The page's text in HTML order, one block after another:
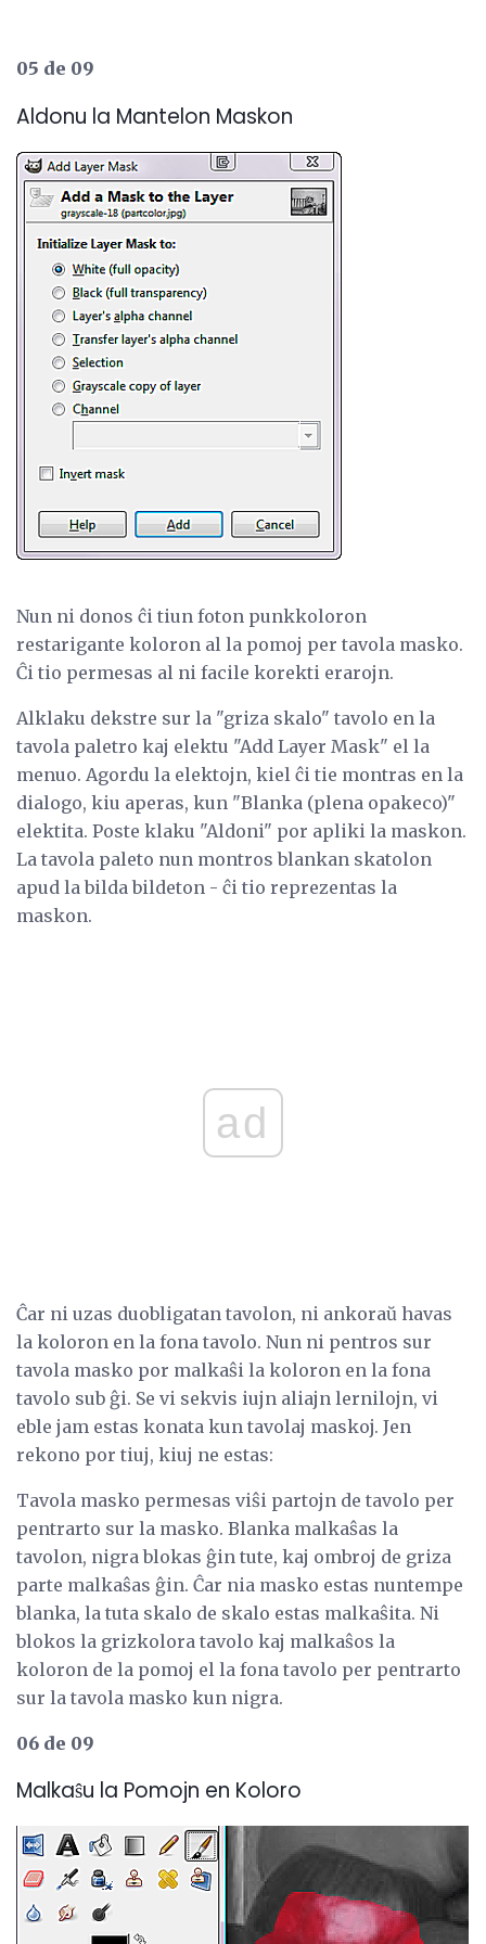
05 de 09
Aldonu la Mantelon Maskon
Nun ni donos ĉi tiun foton punkkoloron
restarigante koloron al la pomoj per tavola masko.
Ĉi tio permesas al ni facile korekti erarojn.
Alklaku dekstre sur la "griza skalo" tavolo en la
tavola paletro kaj elektu "Add Layer Mask" el la
menuo. Agordu la elektojn, kiel ĉi tie montras en la
dialogo, kiu aperas, kun "Blanka (plena opakeco)"
elektita. Poste klaku "Aldoni" por apliki la maskon.
La tavola paleto nun montros blankan skatolon
apud la bilda bildeton - ĉi tio reprezentas la
maskon.
ad
Ĉar ni uzas duobligatan tavolon, ni ankoraŭ havas
la koloron en la fona tavolo. Nun ni pentros sur
tavola masko por malkaŝi la koloron en la fona
tavolo sub ĝi. Se vi sekvis iujn aliajn lernilojn, vi
eble jam estas konata kun tavolaj maskoj. Jen
rekono por tiuj, kiuj ne estas:
Tavola masko permesas viŝi partojn de tavolo per
pentrarto sur la masko. Blanka malkaŝas la
tavolon, nigra blokas ĝin tute, kaj ombroj de griza
parte malkaŝas ĝin. Ĉar nia masko estas nuntempe
blanka, la tuta skalo de skalo estas malkaŝita. Ni
blokos la grizkolora tavolo kaj malkaŝos la
koloron de la pomoj el la fona tavolo per pentrarto
sur la tavola masko kun nigra.
06 de 09
Malkaŝu la Pomojn en Koloro